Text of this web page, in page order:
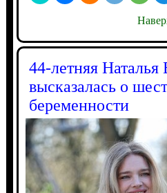
44-летняя Наталья
высказалась о
беременности